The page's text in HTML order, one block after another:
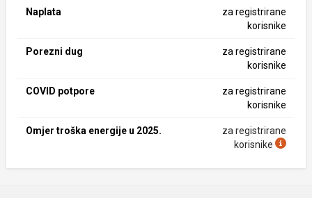
Naplata
za registrirane
korisnike
Porezni dug
za registrirane
korisnike
COVID potpore
za registrirane
korisnike
Omjer troška energije u 2025.
za registrirane
korisnike